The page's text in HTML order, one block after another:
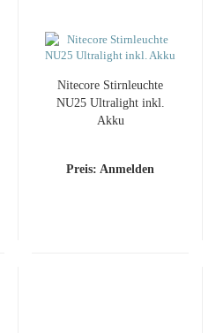
Ni­te­co­re Stirn­leuch­te
NU25 Ul­tra­light inkl.
Akku
Preis: Anmelden